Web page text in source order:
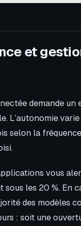
et
demande
L’autonomie
selon la
vous
sous les 20 %. En
des modèles
: soit une